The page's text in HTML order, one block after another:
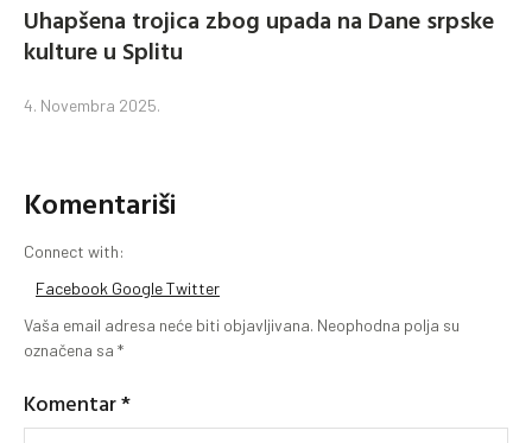
Uhapšena trojica zbog upada na Dane srpske
kulture u Splitu
4. Novembra 2025.
Komentariši
Connect with:
Facebook GoogleTwitter
Vaša email adresa neće biti objavljivana. Neophodna polja su
označena sa *
Komentar*